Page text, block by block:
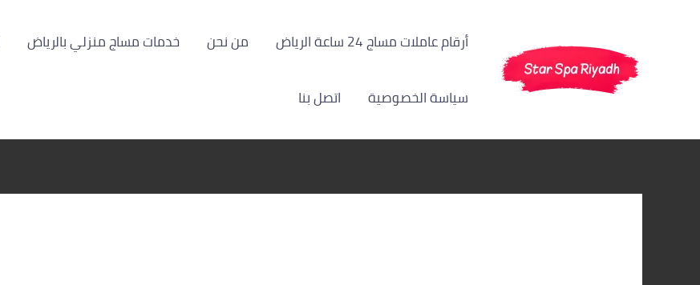
أرقام عاملات مساج 24 ساعة الرياض من نحن خدمات مساج منزلي بالرياض
سياسة الخصوصية اتصل بنا